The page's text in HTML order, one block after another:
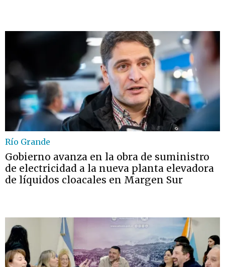
Río Grande
Gobierno avanza en la obra de suministro
de electricidad a la nueva planta elevadora
de líquidos cloacales en Margen Sur